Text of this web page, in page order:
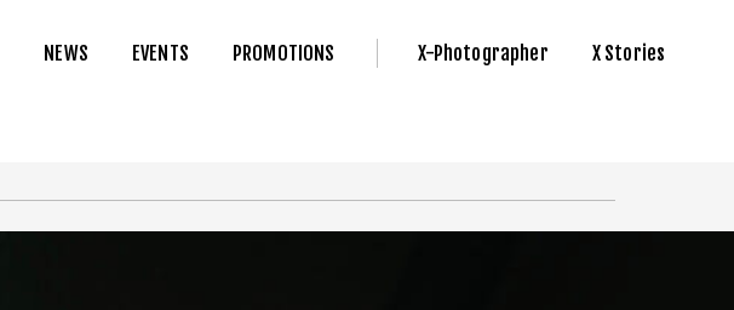
NEWS EVENTS PROMOTIONS X-Photographer X Stories